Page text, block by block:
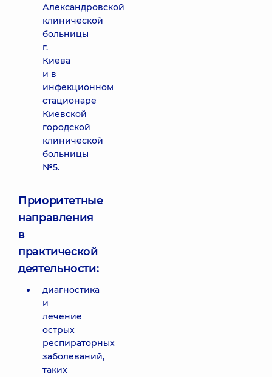
Александровской
клинической
больницы
г.
Киева
и в
инфекционном
стационаре
Киевской
городской
клинической
больницы
№5.
Приоритетные
направления
в
практической
деятельности:
диагностика
и
лечение
острых
респираторных
заболеваний,
таких